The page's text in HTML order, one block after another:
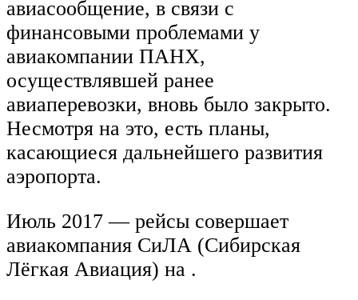
авиасообщение, в связи с
финансовыми проблемами у
авиакомпании ПАНХ,
осуществлявшей ранее
авиаперевозки, вновь было закрыто.
Несмотря на это, есть планы,
касающиеся дальнейшего развития
аэропорта.
Июль 2017 — рейсы совершает
авиакомпания СиЛА (Сибирская
Лёгкая Авиация) на .